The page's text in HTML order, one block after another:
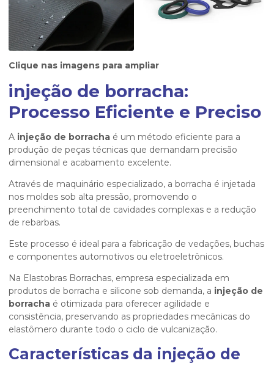
Clique nas imagens para ampliar
injeção de borracha:
Processo Eficiente e Preciso
A injeção de borracha é um método eficiente para a
produção de peças técnicas que demandam precisão
dimensional e acabamento excelente.
Através de maquinário especializado, a borracha é injetada
nos moldes sob alta pressão, promovendo o
preenchimento total de cavidades complexas e a redução
de rebarbas.
Este processo é ideal para a fabricação de vedações, buchas
e componentes automotivos ou eletroeletrônicos.
Na Elastobras Borrachas, empresa especializada em
produtos de borracha e silicone sob demanda, a injeção de
borracha é otimizada para oferecer agilidade e
consistência, preservando as propriedades mecânicas do
elastômero durante todo o ciclo de vulcanização.
Características da injeção de